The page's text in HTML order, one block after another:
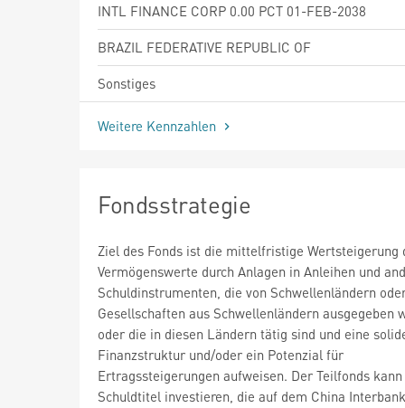
INTL FINANCE CORP 0.00 PCT 01-FEB-2038
BRAZIL FEDERATIVE REPUBLIC OF
Sonstiges
Weitere Kennzahlen
Fondsstrategie
Ziel des Fonds ist die mittelfristige Wertsteigerung
Vermögenswerte durch Anlagen in Anleihen und
Schuldinstrumenten, die von Schwellenländern
Gesellschaften aus Schwellenländern ausgegeben
oder die in diesen Ländern tätig sind und eine
Finanzstruktur und/oder ein Potenzial für
Ertragssteigerungen aufweisen. Der Teilfonds
Schuldtitel investieren, die auf dem China